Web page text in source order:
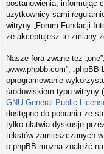
postanowienia, informując
użytkownicy sami
witryny „Forum Fundacji
że akceptujesz te zmiany
Nasze fora zwane też
„www.phpbb.com”,
oprogramowanie
środowiskiem typu witryny
GNU General Public
dostępne do pobrania ze
tylko ułatwia dyskusje
tekstów zamieszczanych
o phpBB można znaleźć